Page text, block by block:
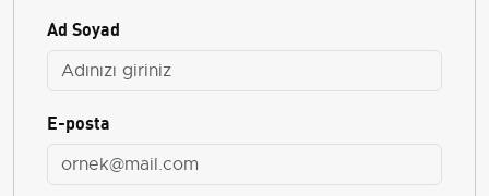
Ad Soyad
E-posta